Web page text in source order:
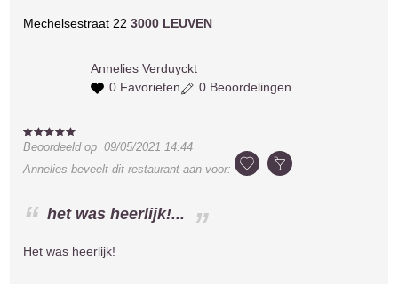
Mechelsestraat 223000 LEUVEN
Annelies Verduyckt
0 Favorieten
0 Beoordelingen
Beoordeeld op09/05/2021 14:44
Annelies beveelt dit restaurant aan voor:
het was heerlijk!...
Het was heerlijk!